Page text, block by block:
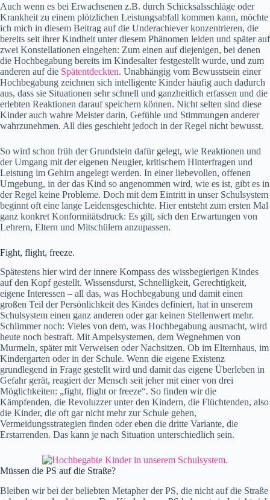
Auch wenn es bei Erwachsenen z.B. durch Schicksalsschläge oder
Krankheit zu einem plötzlichen Leistungsabfall kommen kann, möchte
ich mich in diesem Beitrag auf die Underachiever konzentrieren, die
bereits seit ihrer Kindheit unter diesem Phänomen leiden und später auf
zwei Konstellationen eingehen: Zum einen auf diejenigen, bei denen
die Hochbegabung bereits im Kindesalter festgestellt wurde, und zum
anderen auf die Spätentdeckten. Unabhängig vom Bewusstsein einer
Hochbegabung zeichnen sich intelligente Kinder häufig auch dadurch
aus, dass sie Situationen sehr schnell und ganzheitlich erfassen und die
erlebten Reaktionen darauf speichern können. Nicht selten sind diese
Kinder auch wahre Meister darin, Gefühle und Stimmungen anderer
wahrzunehmen. All dies geschieht jedoch in der Regel nicht bewusst.
So wird schon früh der Grundstein dafür gelegt, wie Reaktionen und
der Umgang mit der eigenen Neugier, kritischem Hinterfragen und
Leistung im Gehirn angelegt werden. In einer liebevollen, offenen
Umgebung, in der das Kind so angenommen wird, wie es ist, gibt es in
der Regel keine Probleme. Doch mit dem Eintritt in unser Schulsystem
beginnt oft eine lange Leidensgeschichte. Hier entsteht zum ersten Mal
ganz konkret Konformitätsdruck: Es gilt, sich den Erwartungen von
Lehrern, Eltern und Mitschülern anzupassen.
Fight, flight, freeze.
Spätestens hier wird der innere Kompass des wissbegierigen Kindes
auf den Kopf gestellt. Wissensdurst, Schnelligkeit, Gerechtigkeit,
eigene Interessen – all das, was Hochbegabung und damit einen
großen Teil der Persönlichkeit des Kindes definiert, hat in unserem
Schulsystem einen ganz anderen oder gar keinen Stellenwert mehr.
Schlimmer noch: Vieles von dem, was Hochbegabung ausmacht, wird
heute noch bestraft. Mit Ampelsystemen, dem Wegnehmen von
Murmeln, später mit Verweisen oder Nachsitzen. Ob im Elternhaus, im
Kindergarten oder in der Schule. Wenn die eigene Existenz
grundlegend in Frage gestellt wird und damit das eigene Überleben in
Gefahr gerät, reagiert der Mensch seit jeher mit einer von drei
Möglichkeiten: „fight, flight or freeze“. So finden wir die
Kämpfenden, die Revoluzzer unter den Kindern, die Flüchtenden, also
die Kinder, die oft gar nicht mehr zur Schule gehen,
Vermeidungsstrategien finden oder eben die dritte Variante, die
Erstarrenden. Das kann je nach Situation unterschiedlich sein.
Müssen die PS auf die Straße?
Bleiben wir bei der beliebten Metapher der PS, die nicht auf die Straße